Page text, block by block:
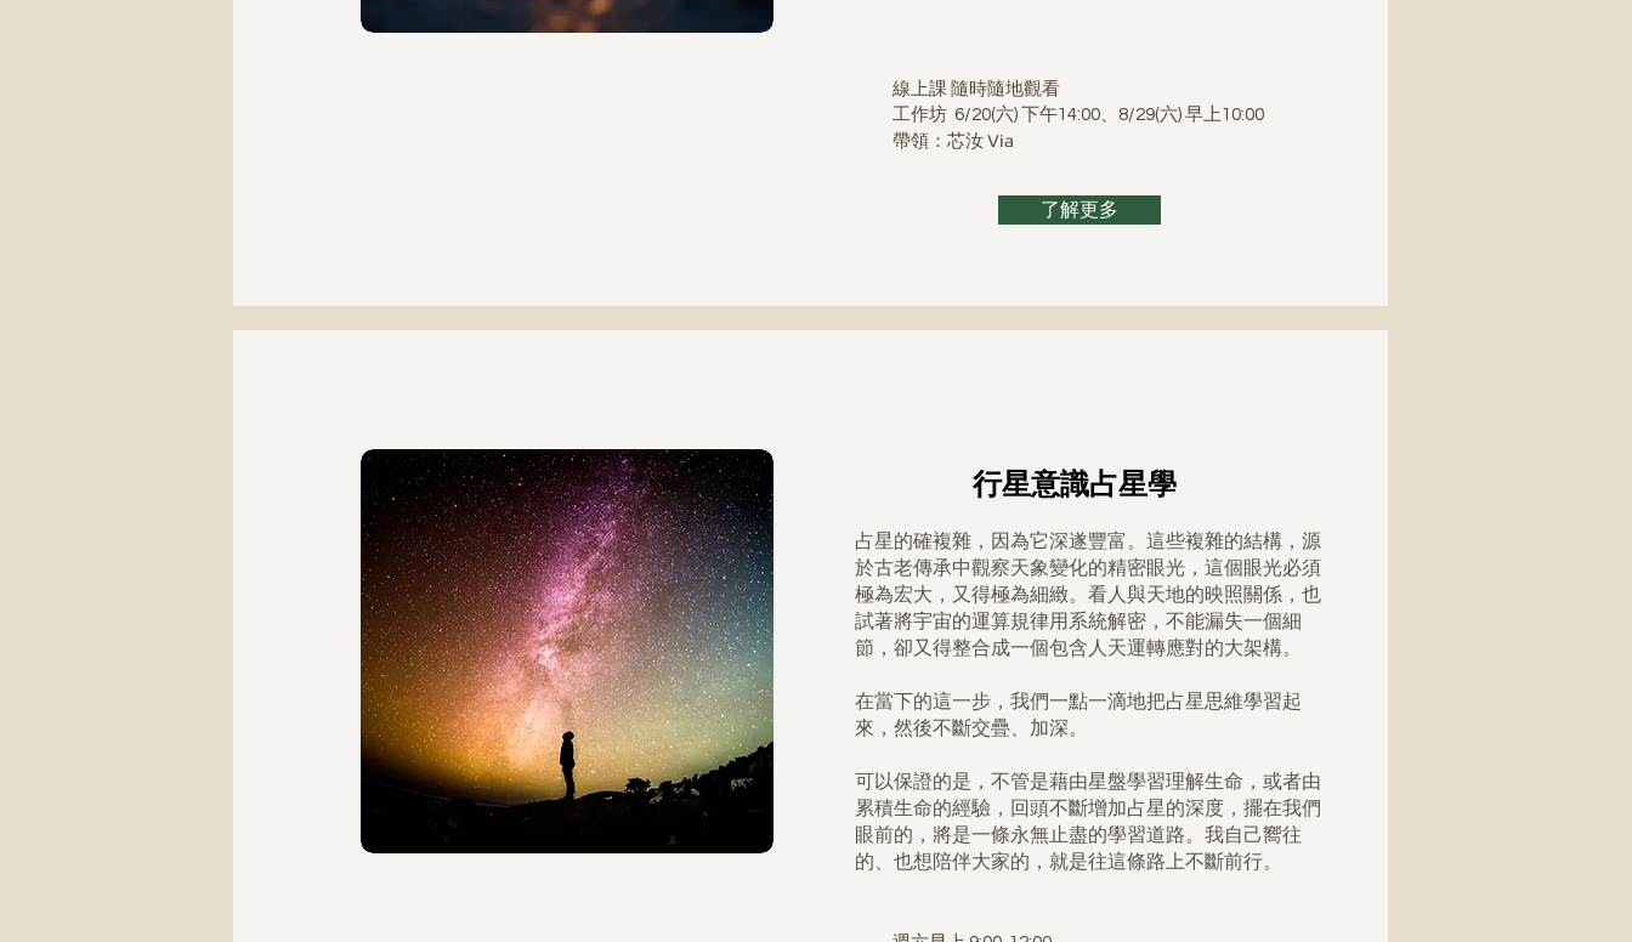
​線上課 隨時隨地觀看
工作坊 6/20(六) 下午14:00、 8/29(六) 早上10:00
​帶領：芯汝 Via
了解更多
行星意識占星學
占星的確複雜，因為它深遂豐富。這些複雜的結構，源
於古老傳承中觀察天象變化的精密眼光，這個眼光必須
極為宏大，又得極為細緻。看人與天地的映照關係，也
試著將宇宙的運算規律用系統解密，不能漏失一個細
節，卻又得整合成一個包含人天運轉應對的大架構。
在當下的這一步，我們一點一滴地把占星思維學習起
來，然後不斷交疊、加深。
可以保證的是，不管是藉由星盤學習理解生命，或者由
累積生命的經驗，回頭不斷增加占星的深度，擺在我們
眼前的，將是一條永無止盡的學習道路。我自己嚮往
的、也想陪伴大家的，就是往這條路上不斷前行。